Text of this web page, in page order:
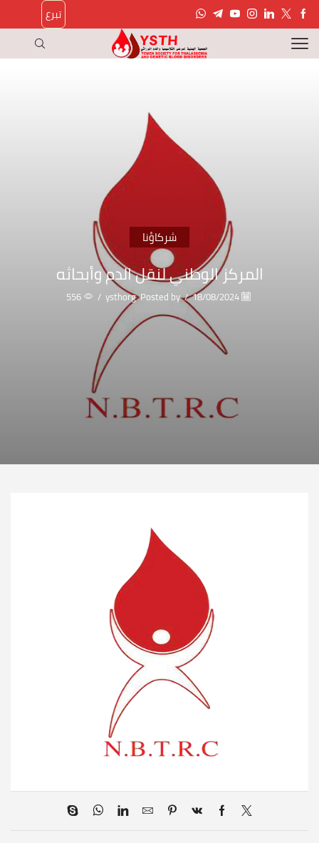
تبرع
شركاؤنا
المركز الوطني لنقل الدم وأبحاثه
18/08/2024
/
Posted by
ysthorg
/
556